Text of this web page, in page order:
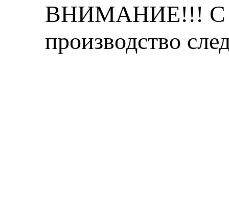
ВНИМАНИЕ!!! С 1
производство